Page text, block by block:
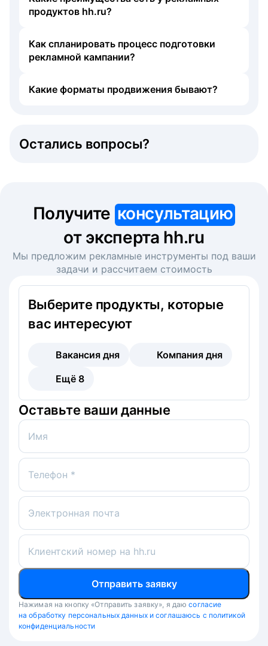
продуктов hh.ru?
Как спланировать процесс подготовки
рекламной кампании?
Какие форматы продвижения бывают?
Остались вопросы?
Получите консультацию
от эксперта hh.ru
Мы предложим рекламные инструменты под ваши
задачи и рассчитаем стоимость
Выберите продукты, которые
вас интересуют
Вакансия дня
Компания дня
Ещё 8
Оставьте ваши данные
Имя
Телефон *
Электронная почта
Клиентский номер на hh.ru
Отправить заявку
Нажимая на кнопку «Отправить заявку», я даю согласие
на обработку персональных данных и соглашаюсь с политикой
конфиденциальности